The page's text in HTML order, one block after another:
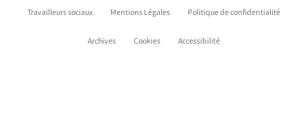
Travailleurs sociaux Mentions Légales Politique de confidentialité
Archives Cookies Accessibilité